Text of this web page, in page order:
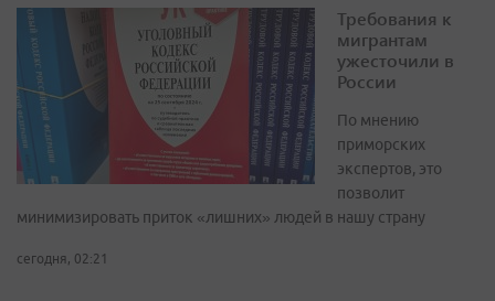
Требования к
мигрантам
ужесточили в
России
По мнению
приморских
экспертов, это
позволит
минимизировать приток «лишних» людей в нашу страну
сегодня, 02:21